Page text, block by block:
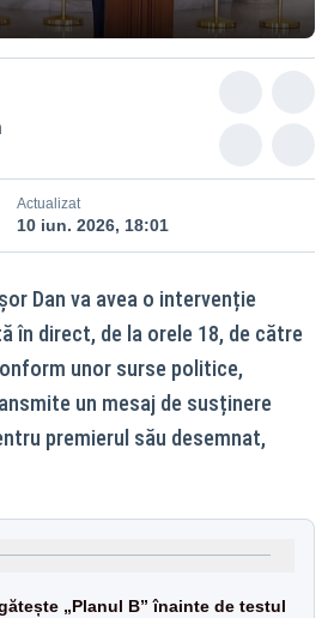
Actualizat
10 iun. 2026, 18:01
Dan va avea o intervenție
în direct, de la orele 18, de către
unor surse politice,
un mesaj de susținere
premierul său desemnat,
„Planul B” înainte de testul